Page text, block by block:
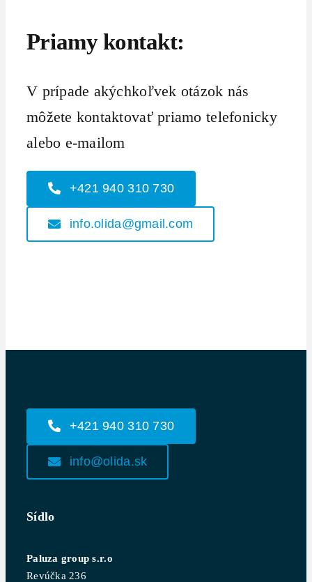
Priamy kontakt:
V prípade akýchkoľvek otázok nás
môžete kontaktovať priamo telefonicky
alebo e-mailom
+421 940 310 730
info.olida@gmail.com
+421 940 310 730
info@olida.sk
Sídlo
Paluza group s.r.o
Revúčka 236